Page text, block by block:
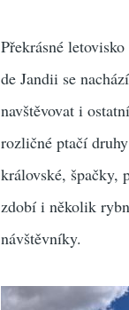
Překrásné
de Jandii se
navštěvovat i
rozličné ptačí
královské, špačky,
zdobí i několik
návštěvníky.